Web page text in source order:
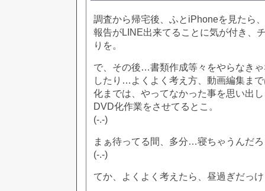
調査から帰宅後、ふとiPhoneを見たら
報告がLINE出来てることに気が付き、
りを。
で、その後…書類作成等々をやらなき
したり…よくよく考え方、動画編集ま
化までは、やってなかった事を思い出
DVD化作業をさせてるとこ。
(-.-)
まぁ待ってる間、多分…寝ちゃうんだ
(-.-)
てか、よくよく考えたら、昼過ぎだっ